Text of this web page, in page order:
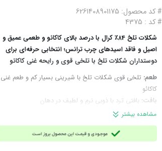
# کد محصول: 6261408901175
# کد : 4375
شکلات تلخ ۸4٪ کرال با درصد بالای کاکائو و طعمی عمیق و
اصیل و فاقد اسید‌های چرب ترانس؛ انتخابی حرفه‌ای برای
دوستداران شکلات تلخ با تلخی قوی و رایحه غنی کاکائو
طعم: تلخی قوی شکلات تلخ با شیرینی بسیار کم و طعم غنی
کاکائو
بافت: بافتی ترد با ذوبی نرم و لطیف در دهان
چرا انتخاب این محصول؟
کاکائو در شکلات ۸4٪ کرال؛ مناسب برای ذائقه‌هایی که تلخی
اصیل و درصد بالای کاکائو را ترجیح می‌دهند.
مشاهده بیشتر